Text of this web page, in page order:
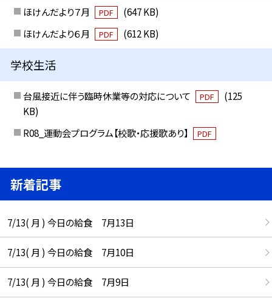
ほけんだより７月 PDF
(647 KB)
ほけんだより６月
PDF (612 KB)
学校生活
台風接近に伴う臨時休業等の対応について PDF
(125
KB)
R08_運動会プログラム【校歌・応援歌あり】
PDF
新着記事
7/13( 月 ) 今日の給食 7月13日
7/13( 月 ) 今日の給食 7月10日
7/13( 月 ) 今日の給食 7月9日